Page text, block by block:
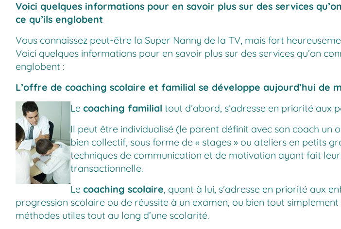
Voici quelques informations pour en savoir plus sur des services
ce qu’ils englobent
Vous connaissez peut-être la Super Nanny de la TV, mais fort
Voici quelques informations pour en savoir plus sur des services qu’on
englobent :
L’offre de coaching scolaire et familial se développe aujourd’hui de
Le coaching familial tout d’abord, s’adresse en priorité aux
Il peut être individualisé (le parent définit avec son coach
bien collectif, sous forme de « stages » ou ateliers en petits
techniques de communication et de motivation ayant fait
transactionnelle.
Le coaching scolaire, quant à lui, s’adresse en priorité aux
progression scolaire ou de réussite à un examen, ou bien tout
méthodes utiles tout au long d’une scolarité.